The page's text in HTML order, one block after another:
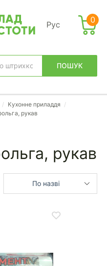
Рус
ПОШУК
вхід
0
/ Кухонне приладдя /
рукав
рукав
По назві